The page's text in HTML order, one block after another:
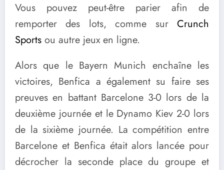
Vous pouvez peut-être parier afin de
remporter des lots, comme sur Crunch
Sports ou autre jeux en ligne.
Alors que le Bayern Munich enchaîne les
victoires, Benfica a également su faire ses
preuves en battant Barcelone 3-0 lors de la
deuxième journée et le Dynamo Kiev 2-0 lors
de la sixième journée. La compétition entre
Barcelone et Benfica était alors lancée pour
décrocher la seconde place du groupe et